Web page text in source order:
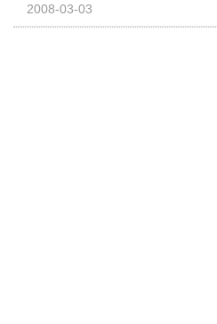
2008-03-03